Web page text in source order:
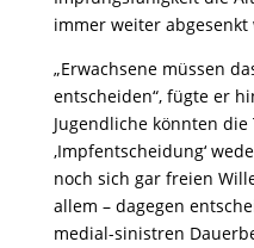
immer weiter abgesenkt
„Erwachsene müssen
entscheiden“, fügte er
Jugendliche könnten
‚Impfentscheidung‘
noch sich gar freien
allem – dagegen
medial-sinistren